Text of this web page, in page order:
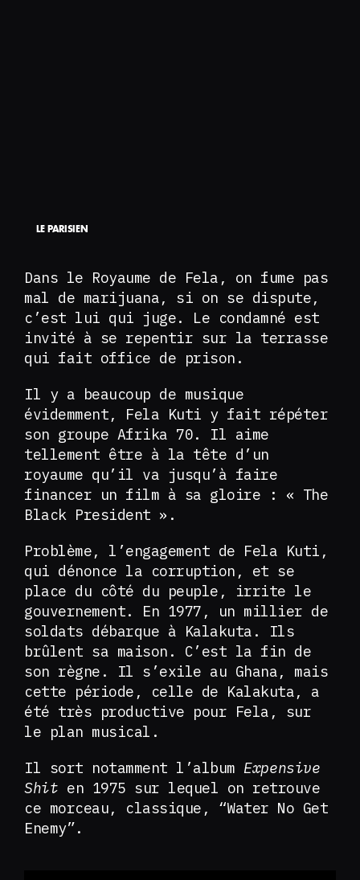
LE PARISIEN
Dans le Royaume de Fela, on fume pas
mal de marijuana, si on se dispute,
c’est lui qui juge. Le condamné est
invité à se repentir sur la terrasse
qui fait office de prison.
Il y a beaucoup de musique
évidemment, Fela Kuti y fait répéter
son groupe Afrika 70. Il aime
tellement être à la tête d’un
royaume qu’il va jusqu’à faire
financer un film à sa gloire : « The
Black President ».
Problème, l’engagement de Fela Kuti,
qui dénonce la corruption, et se
place du côté du peuple, irrite le
gouvernement. En 1977, un millier de
soldats débarque à Kalakuta. Ils
brûlent sa maison. C’est la fin de
son règne. Il s’exile au Ghana, mais
cette période, celle de Kalakuta, a
été très productive pour Fela, sur
le plan musical.
Il sort notamment l’album Expensive
Shit en 1975 sur lequel on retrouve
ce morceau, classique, “Water No Get
Enemy”.